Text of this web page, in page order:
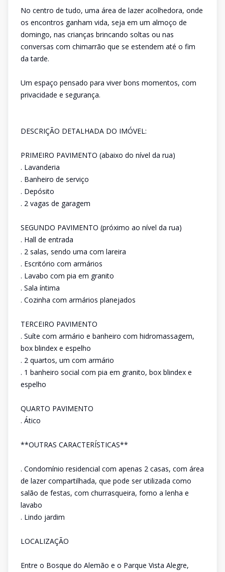
No centro de tudo, uma área de lazer acolhedora, onde
os encontros ganham vida, seja em um almoço de
domingo, nas crianças brincando soltas ou nas
conversas com chimarrão que se estendem até o fim
da tarde.
Um espaço pensado para viver bons momentos, com
privacidade e segurança.
DESCRIÇÃO DETALHADA DO IMÓVEL:
PRIMEIRO PAVIMENTO (abaixo do nível da rua)
. Lavanderia
. Banheiro de serviço
. Depósito
. 2 vagas de garagem
SEGUNDO PAVIMENTO (próximo ao nível da rua)
. Hall de entrada
. 2 salas, sendo uma com lareira
. Escritório com armários
. Lavabo com pia em granito
. Sala íntima
. Cozinha com armários planejados
TERCEIRO PAVIMENTO
. Suíte com armário e banheiro com hidromassagem,
box blindex e espelho
. 2 quartos, um com armário
. 1 banheiro social com pia em granito, box blindex e
espelho
QUARTO PAVIMENTO
. Ático
**OUTRAS CARACTERÍSTICAS**
. Condomínio residencial com apenas 2 casas, com área
de lazer compartilhada, que pode ser utilizada como
salão de festas, com churrasqueira, forno a lenha e
lavabo
. Lindo jardim
LOCALIZAÇÃO
Entre o Bosque do Alemão e o Parque Vista Alegre,